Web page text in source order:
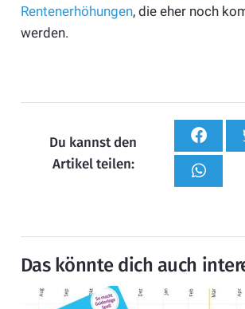
Rentenerhöhungen, die eher noch
werden.
Du kannst den
Artikel teilen:
Das könnte dich auch